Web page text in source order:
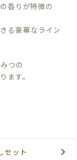
香りが特徴の
る豪華なライン
つの
ます。
セット